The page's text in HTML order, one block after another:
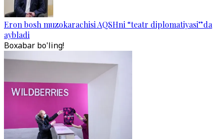
Eron bosh muzokarachisi AQSHni “teatr diplomatiyasi”da
aybladi
Boxabar bo'ling!